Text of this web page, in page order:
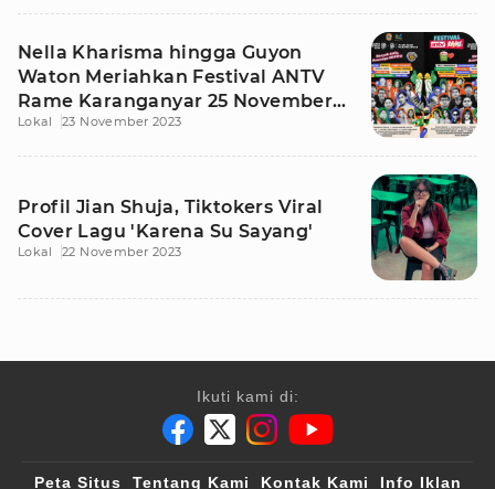
Nella Kharisma hingga Guyon
Waton Meriahkan Festival ANTV
Rame Karanganyar 25 November
2023
Lokal 23 November 2023
Profil Jian Shuja, Tiktokers Viral
Cover Lagu 'Karena Su Sayang'
Lokal 22 November 2023
Ikuti kami di:
Peta Situs Tentang Kami Kontak Kami Info Iklan